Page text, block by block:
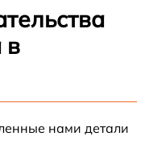
в
нами детали